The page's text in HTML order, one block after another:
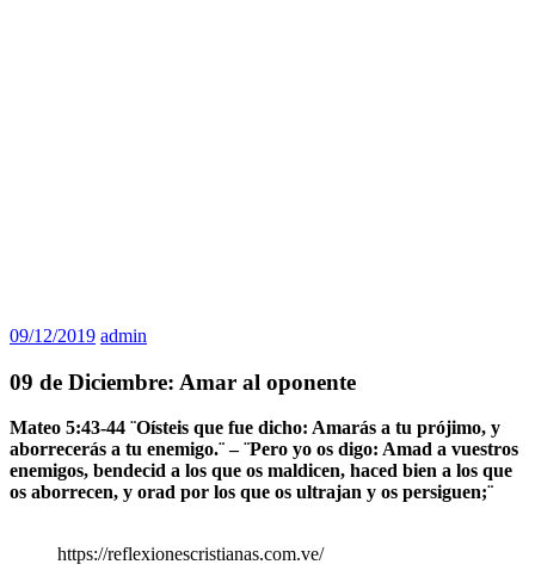
09/12/2019 admin
09 de Diciembre: Amar al oponente
Mateo 5:43-44 ¨Oísteis que fue dicho: Amarás a tu prójimo, y
aborrecerás a tu enemigo.¨ – ¨Pero yo os digo: Amad a vuestros
enemigos, bendecid a los que os maldicen, haced bien a los que
os aborrecen, y orad por los que os ultrajan y os persiguen;¨
https://reflexionescristianas.com.ve/